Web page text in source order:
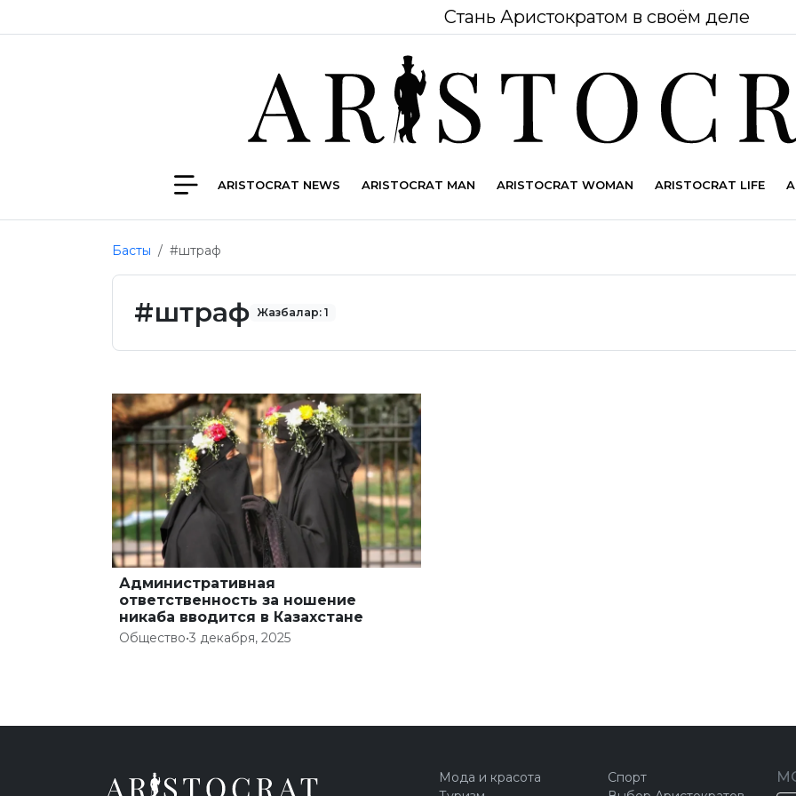
Стань Аристократом в своём деле
ARISTOCRAT NEWS ARISTOCRAT MAN ARISTOCRAT WOMAN ARISTOCRAT LIFE
Басты #штраф
#штраф Жазбалар: 1
Административная
ответственность за ношение
никаба вводится в Казахстане
Общество•3 декабря, 2025
Мода и красота
Спорт